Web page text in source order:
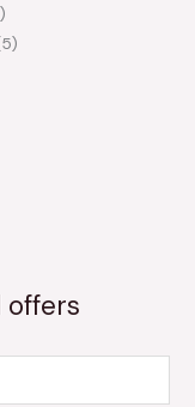
5
offers